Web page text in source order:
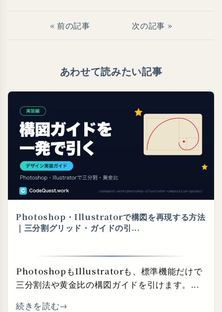
« 前の記事 次の記事 »
あわせて読みたい記事
Photoshop・⁠Illustratorで構図を再現する方法
｜三分割グリッド・⁠ガイドの引...
PhotoshopもIllustratorも、標準機能だけで
三分割法や黄金比の構図ガイドを引けます。...
続きを読む